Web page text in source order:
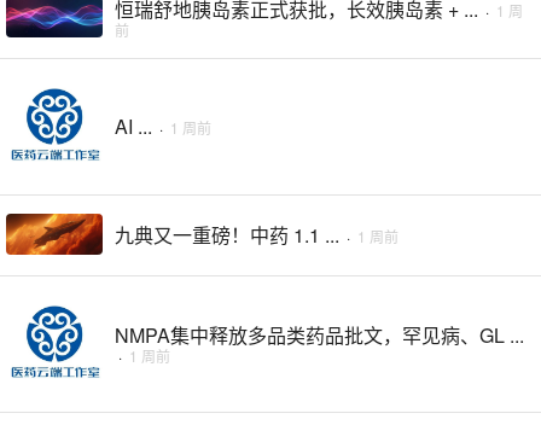
恒瑞舒地胰岛素正式获批，长效胰岛素 + ... · 1 周
前
AI ... · 1 周前
九典又一重磅！中药 1.1 ... · 1 周前
NMPA集中释放多品类药品批文，罕见病、GL ...
· 1 周前